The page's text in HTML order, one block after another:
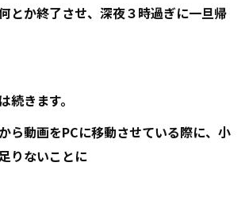
とか終了させ、深夜３時過ぎに一旦帰
続きます。
ら動画をPCに移動させている際に、小
りないことに